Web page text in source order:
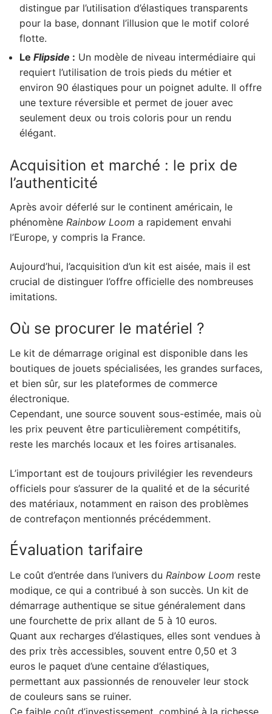
distingue par l’utilisation d’élastiques transparents
pour la base, donnant l’illusion que le motif coloré
flotte.
Le Flipside : Un modèle de niveau intermédiaire qui
requiert l’utilisation de trois pieds du métier et
environ 90 élastiques pour un poignet adulte. Il offre
une texture réversible et permet de jouer avec
seulement deux ou trois coloris pour un rendu
élégant.
Acquisition et marché : le prix de
l’authenticité
Après avoir déferlé sur le continent américain, le
phénomène Rainbow Loom a rapidement envahi
l’Europe, y compris la France.
Aujourd’hui, l’acquisition d’un kit est aisée, mais il est
crucial de distinguer l’offre officielle des nombreuses
imitations.
Où se procurer le matériel ?
Le kit de démarrage original est disponible dans les
boutiques de jouets spécialisées, les grandes surfaces,
et bien sûr, sur les plateformes de commerce
électronique.
Cependant, une source souvent sous-estimée, mais où
les prix peuvent être particulièrement compétitifs,
reste les marchés locaux et les foires artisanales.
L’important est de toujours privilégier les revendeurs
officiels pour s’assurer de la qualité et de la sécurité
des matériaux, notamment en raison des problèmes
de contrefaçon mentionnés précédemment.
Évaluation tarifaire
Le coût d’entrée dans l’univers du Rainbow Loom reste
modique, ce qui a contribué à son succès. Un kit de
démarrage authentique se situe généralement dans
une fourchette de prix allant de 5 à 10 euros.
Quant aux recharges d’élastiques, elles sont vendues à
des prix très accessibles, souvent entre 0,50 et 3
euros le paquet d’une centaine d’élastiques,
permettant aux passionnés de renouveler leur stock
de couleurs sans se ruiner.
Ce faible coût d’investissement, combiné à la richesse